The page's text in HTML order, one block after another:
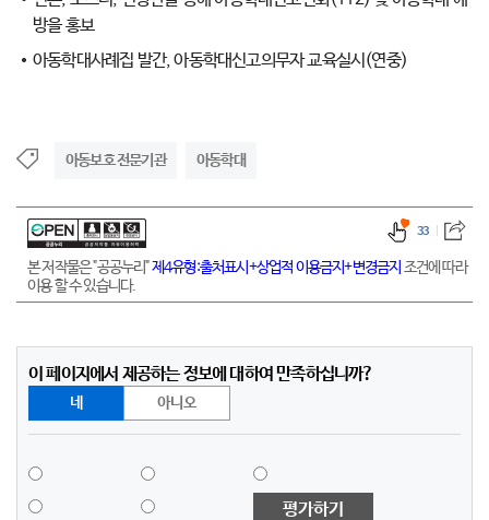
방을 홍보
아동학대사례집 발간, 아동학대신고의무자 교육실시(연중)
아동보호 전문기관 아동학대
본 저작물은 "공공누리"제4유형:출처표시+상업적 이용금지+변경금지 조건에 따라
이용 할 수 있습니다.
33
이 페이지에서 제공하는 정보에 대하여 만족하십니까?
네 아니오
평가하기